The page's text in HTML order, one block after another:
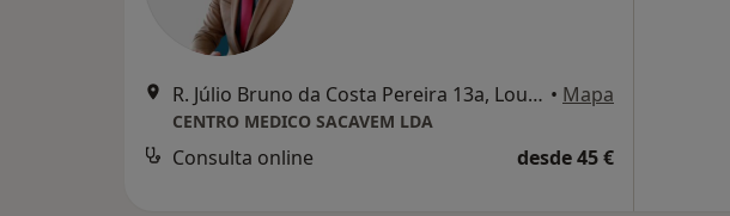
R. Júlio Bruno da Costa Pereira 13a, Loures • Mapa
CENTRO MEDICO SACAVEM LDA
Consulta online desde 45 €